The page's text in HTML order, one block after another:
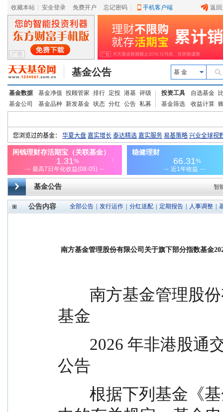
收藏本站 安全登录 免费开户 忘记密码 手机客户端 返
基金公告 基 金
基金数据 基金净值 投顾管家 排行 定投 港基 评级
基金公司
基金品种 新发基金 状态 分红 公告 私募
投资工具 自选基金
基金筛选
收益计算
基金公告 智
公告内容 全部公告 发行运作 分红送配 定期报告 人事调整
南方基金管理股份有限公司关于旗下部分指数基金
基金
公告